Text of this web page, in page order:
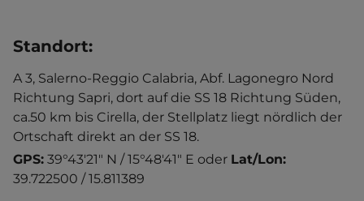
Standort:
A 3, Salerno-Reggio Calabria, Abf. Lagonegro Nord
Richtung Sapri, dort auf die SS 18 Richtung Süden,
ca.50 km bis Cirella, der Stellplatz liegt nördlich der
Ortschaft direkt an der SS 18.
GPS: 39°43'21" N / 15°48'41" E oder Lat/Lon:
39.722500 / 15.811389